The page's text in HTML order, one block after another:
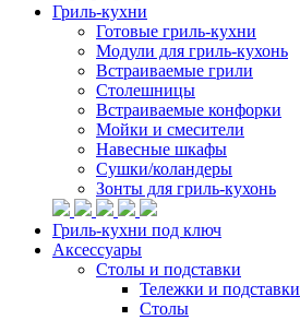
Гриль-кухни
Готовые гриль-кухни
Модули для гриль-кухонь
Встраиваемые грили
Столешницы
Встраиваемые конфорки
Мойки и смесители
Навесные шкафы
Сушки/коландеры
Зонты для гриль-кухонь
Гриль-кухни под ключ
Аксессуары
Столы и подставки
Тележки и подставки
Столы